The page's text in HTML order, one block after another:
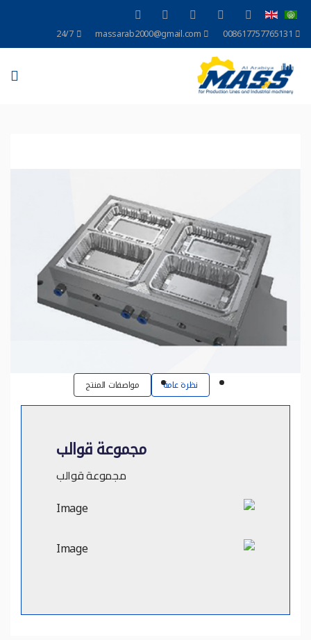
008617757765131
massarab2000@gmail.com
24/7
نظرة عامة مواصفات المنتج
مجموعة قوالب
مجموعة قوالب